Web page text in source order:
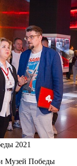
2021
Музей Победы